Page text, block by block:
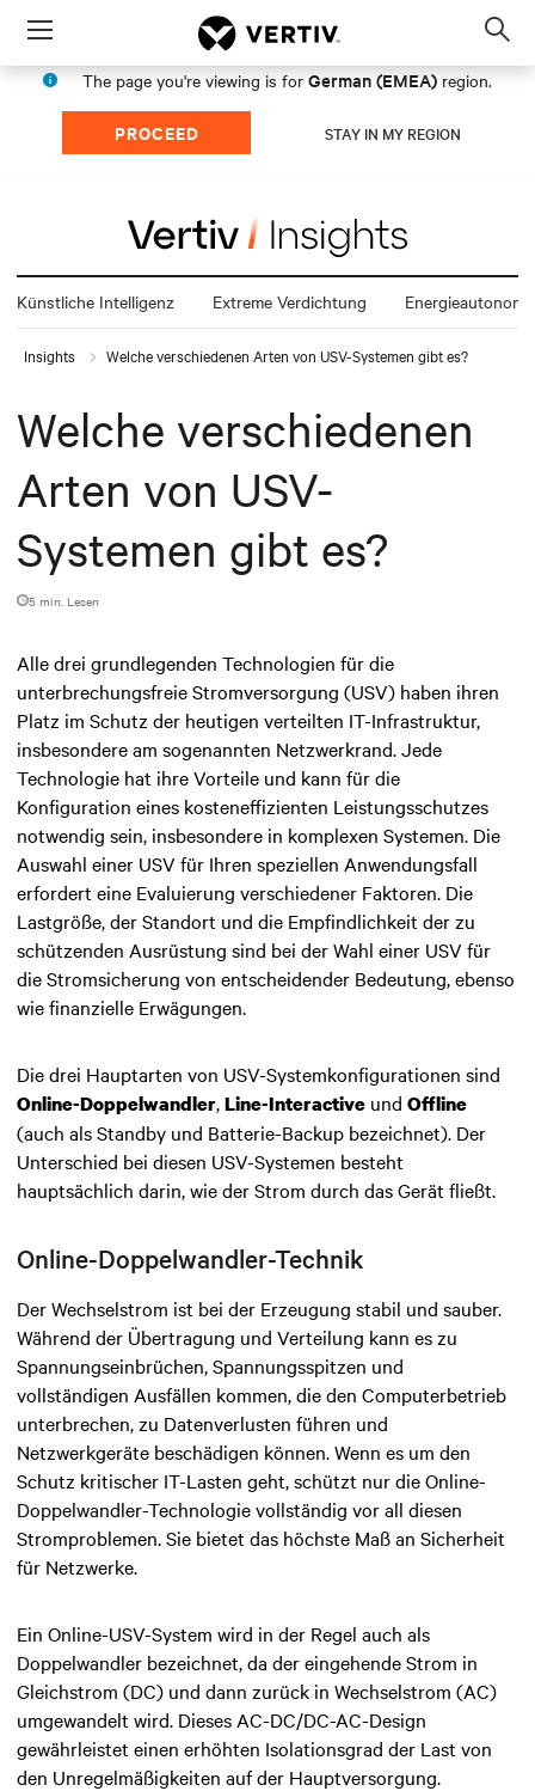
Menu
The page you're viewing is for German (EMEA) region.
PROCEED STAY IN MY REGION
Künstliche Intelligenz Extreme Verdichtung
Insights Welche verschiedenen Arten von USV-Systemen gibt es?
Welche verschiedenen
Arten von USV-
Systemen gibt es?
5 min. Lesen
Alle drei grundlegenden Technologien für die
unterbrechungsfreie Stromversorgung (USV) haben ihren
Platz im Schutz der heutigen verteilten IT-Infrastruktur,
insbesondere am sogenannten Netzwerkrand. Jede
Technologie hat ihre Vorteile und kann für die
Konfiguration eines kosteneffizienten Leistungsschutzes
notwendig sein, insbesondere in komplexen Systemen. Die
Auswahl einer USV für Ihren speziellen Anwendungsfall
erfordert eine Evaluierung verschiedener Faktoren. Die
Lastgröße, der Standort und die Empfindlichkeit der zu
schützenden Ausrüstung sind bei der Wahl einer USV für
die Stromsicherung von entscheidender Bedeutung, ebenso
wie finanzielle Erwägungen.
Die drei Hauptarten von USV-Systemkonfigurationen sind
Online-Doppelwandler,Line-Interactive und Offline
(auch als Standby und Batterie-Backup bezeichnet). Der
Unterschied bei diesen USV-Systemen besteht
hauptsächlich darin, wie der Strom durch das Gerät fließt.
Online-Doppelwandler-Technik
Der Wechselstrom ist bei der Erzeugung stabil und sauber.
Während der Übertragung und Verteilung kann es zu
Spannungseinbrüchen, Spannungsspitzen und
vollständigen Ausfällen kommen, die den Computerbetrieb
unterbrechen, zu Datenverlusten führen und
Netzwerkgeräte beschädigen können. Wenn es um den
Schutz kritischer IT-Lasten geht, schützt nur die Online-
Doppelwandler-Technologie vollständig vor all diesen
Stromproblemen.Sie bietet das höchste Maß an Sicherheit
für Netzwerke.
Ein Online-USV-System wird in der Regel auch als
Doppelwandler bezeichnet, da der eingehende Strom in
Gleichstrom (DC) und dann zurück in Wechselstrom (AC)
umgewandelt wird. Dieses AC-DC/DC-AC-Design
gewährleistet einen erhöhten Isolationsgrad der Last von
den Unregelmäßigkeiten auf der Hauptversorgung.